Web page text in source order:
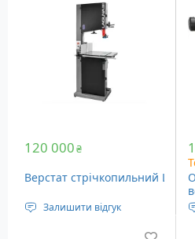
Потужність: 1.1 кВт
Ширина шліфування: до
813 мм, 2 проходи по 406
Швидкість руху стрічки:
120 000₴
Верстат стрічкопильний
Залишити відгук
Напруга живлення: 400